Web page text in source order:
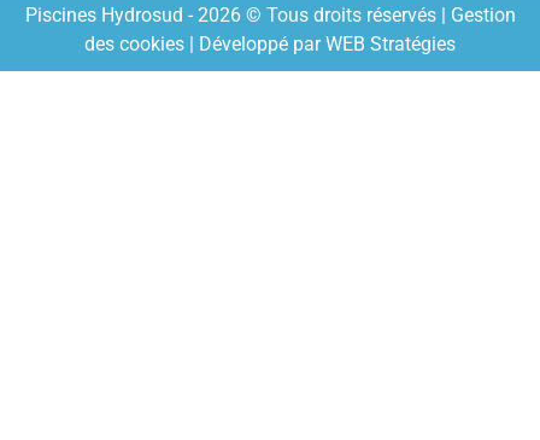
Piscines Hydrosud - 2026 © Tous droits réservés | Gestion
des cookies | Développé parWEB Stratégies